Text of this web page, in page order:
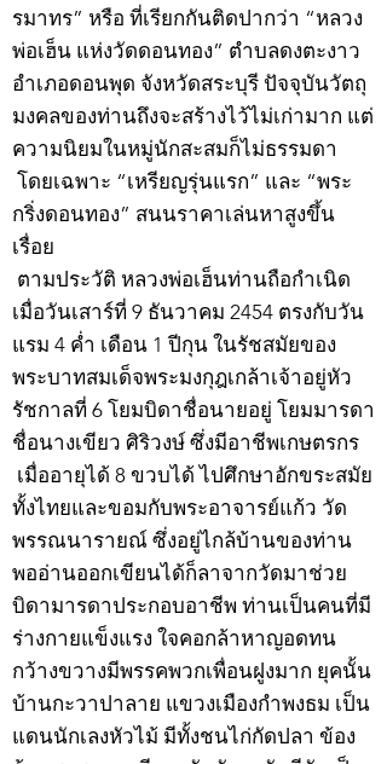
รมาทร” หรือ ที่เรียกกันติดปากว่า “หลวง
พ่อเฮ็น แห่งวัดดอนทอง” ตำบลดงตะงาว
อำเภอดอนพุด จังหวัดสระบุรี ปัจจุบันวัตถุ
มงคลของท่านถึงจะสร้างไว้ไม่เก่ามาก แต่
ความนิยมในหมู่นักสะสมก็ไม่ธรรมดา
โดยเฉพาะ “เหรียญรุ่นแรก” และ “พระ
กริ่งดอนทอง” สนนราคาเล่นหาสูงขึ้น
เรื่อย
ตามประวัติ หลวงพ่อเฮ็นท่านถือกำเนิด
เมื่อวันเสาร์ที่ 9 ธันวาคม 2454 ตรงกับวัน
แรม 4 ค่ำ เดือน 1 ปีกุน ในรัชสมัยของ
พระบาทสมเด็จพระมงกุฎเกล้าเจ้าอยู่หัว
รัชกาลที่ 6 โยมบิดาชื่อนายอยู่ โยมมารดา
ชื่อนางเขียว ศิริวงษ์ ซึ่งมีอาชีพเกษตรกร
เมื่ออายุได้ 8 ขวบได้ ไปศึกษาอักขระสมัย
ทั้งไทยและขอมกับพระอาจารย์แก้ว วัด
พรรณนารายณ์ ซึ่งอยู่ไกล้บ้านของท่าน
พออ่านออกเขียนได้ก็ลาจากวัดมาช่วย
บิดามารดาประกอบอาชีพ ท่านเป็นคนที่มี
ร่างกายแข็งแรง ใจคอกล้าหาญอดทน
กว้างขวางมีพรรคพวกเพื่อนฝูงมาก ยุคนั้น
บ้านกะวาปาลาย แขวงเมืองกำพงธม เป็น
แดนนักเลงหัวไม้ มีทั้งชนไก่กัดปลา ข้อง